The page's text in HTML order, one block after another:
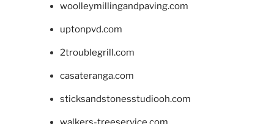
woolleymillingandpaving.com
uptonpvd.com
2troublegrill.com
casateranga.com
sticksandstonesstudiooh.com